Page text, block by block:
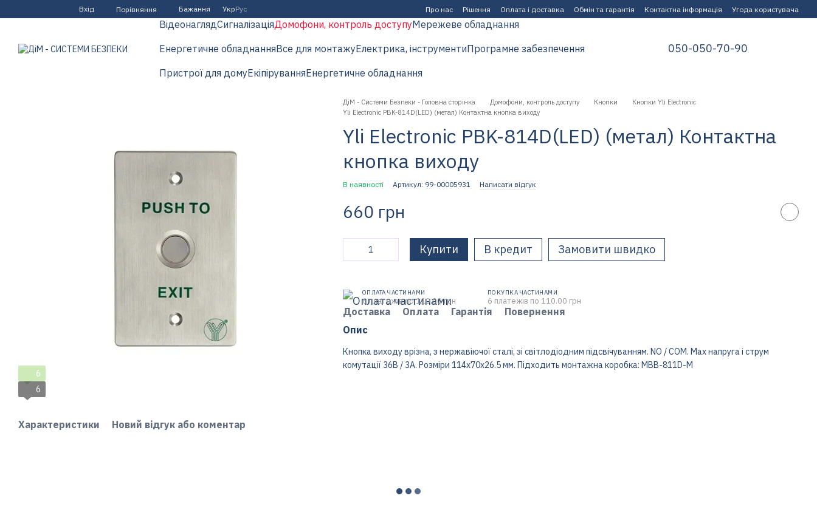
Перейти до основного контенту
Вхід Порівняння Бажання УкрРус Про нас Рішення Оплата і доставка Обмін та гарантія Контактна інформація Угода користувача
ВідеонаглядСигналізаціяДомофони, контроль доступуМережеве обладнання
Енергетичне обладнанняВсе для монтажуЕлектрика, інструментиПрограмне забезпечення
Пристрої для домуЕкіпіруванняЕнергетичне обладнання
050-050-70-90
6
6
Характеристики Новий відгук або коментар
ДіМ - Системи Безпеки - Головна сторінка Домофони, контроль доступу Кнопки
Кнопки Yli Electronic
Yli Electronic PBK-814D(LED) (метал) Контактна кнопка виходу
Yli Electronic PBK-814D(LED) (метал) Контактна
кнопка виходу
В наявності Артикул: 99-00005931 Написати відгук
660 грн
Купити В кредит Замовити швидко
ОПЛАТА ЧАСТИНАМИ
6 платежів по 110.00 грн
ПОКУПКА ЧАСТИНАМИ
6 платежів по 110.00 грн
Доставка Оплата Гарантія
Повернення
Опис
Кнопка виходу врізна, з нержавіючої сталі, зі світлодіодним підсвічуванням. NO / COM. Max напруга і струм
комутації 36В / 3А. Розміри 114х70х26.5 мм. Підходить монтажна коробка: MBB-811D-M